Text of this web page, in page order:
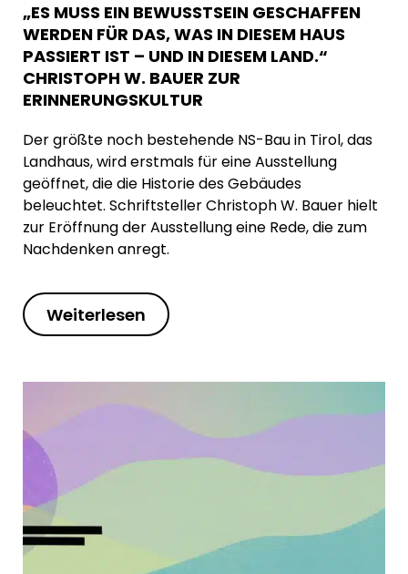
„ES MUSS EIN BEWUSSTSEIN GESCHAFFEN
WERDEN FÜR DAS, WAS IN DIESEM HAUS
PASSIERT IST – UND IN DIESEM LAND.“
CHRISTOPH W. BAUER ZUR
ERINNERUNGSKULTUR
Der größte noch bestehende NS-Bau in Tirol, das
Landhaus, wird erstmals für eine Ausstellung
geöffnet, die die Historie des Gebäudes
beleuchtet. Schriftsteller Christoph W. Bauer hielt
zur Eröffnung der Ausstellung eine Rede, die zum
Nachdenken anregt.
Weiterlesen